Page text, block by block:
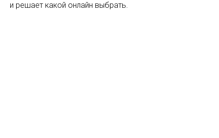
и решает какой онлайн выбрать.